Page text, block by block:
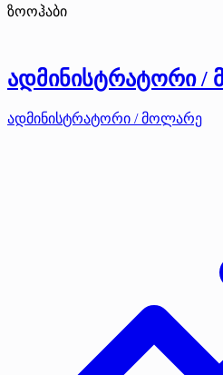
ზოოჰაბი
ადმინისტრატორი /
ადმინისტრატორი / მოლარე